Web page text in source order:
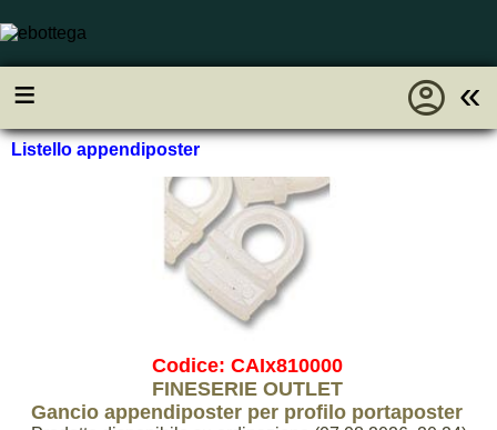
≡ «
account_circle
Listello appendiposter
Codice: CAIx810000
FINESERIE OUTLET
Gancio appendiposter per profilo portaposter